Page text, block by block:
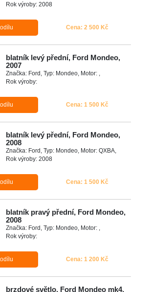
Rok výroby: 2008
Cena: 2 500 Kč
blatník levý přední, Ford Mondeo,
2007
Značka: Ford, Typ: Mondeo, Motor: ,
Rok výroby:
Cena: 1 500 Kč
blatník levý přední, Ford Mondeo,
2008
Značka: Ford, Typ: Mondeo, Motor: QXBA,
Rok výroby: 2008
Cena: 1 500 Kč
blatník pravý přední, Ford Mondeo,
2008
Značka: Ford, Typ: Mondeo, Motor: ,
Rok výroby:
Cena: 1 200 Kč
brzdové světlo, Ford Mondeo mk4,